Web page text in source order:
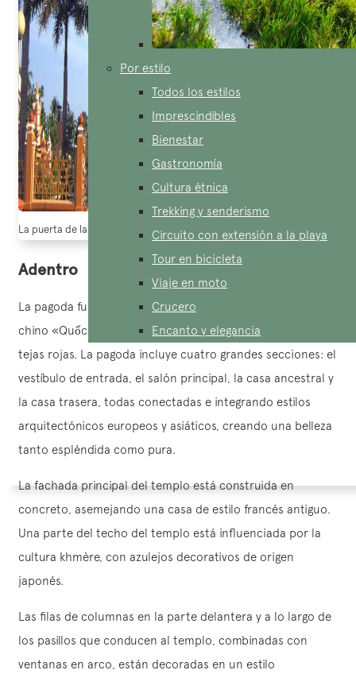
Por estilo
Todos los estilos
Imprescindibles
Bienestar
Gastronomía
Cultura étnica
Trekking y senderismo
Circuito con extensión a la playa
Tour en bicicleta
Viaje en moto
Crucero
Encanto y elegancia
La puerta de la Pagoda Vinh Trang (fuente: a quoc.vn)
Adentro
La pagoda fue construida siguiendo la forma del carácter
chino «Quốc», que significa «nación», y está revestida con
tejas rojas. La pagoda incluye cuatro grandes secciones: el
vestíbulo de entrada, el salón principal, la casa ancestral y
la casa trasera, todas conectadas e integrando estilos
arquitectónicos europeos y asiáticos, creando una belleza
tanto espléndida como pura.
La fachada principal del templo está construida en
concreto, asemejando una casa de estilo francés antiguo.
Una parte del techo del templo está influenciada por la
cultura khmère, con azulejos decorativos de origen
japonés.
Las filas de columnas en la parte delantera y a lo largo de
los pasillos que conducen al templo, combinadas con
ventanas en arco, están decoradas en un estilo